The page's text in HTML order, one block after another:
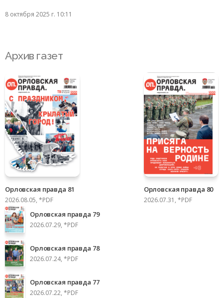
8 октября 2025 г. 10:11
Архив газет
Орловская правда 81
2026.08.05, *PDF
Орловская правда 80
2026.07.31, *PDF
Орловская правда 79
2026.07.29, *PDF
Орловская правда 78
2026.07.24, *PDF
Орловская правда 77
2026.07.22, *PDF